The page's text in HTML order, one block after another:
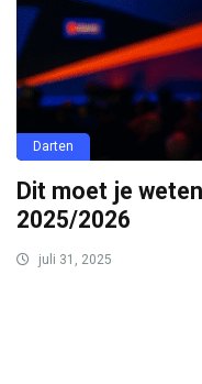
Darten
Dit moet je
2025/2026
juli 31, 2025